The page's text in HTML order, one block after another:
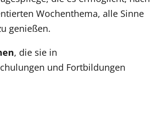
Wochenthema, alle Sinne
genießen.
, die sie in
und Fortbildungen